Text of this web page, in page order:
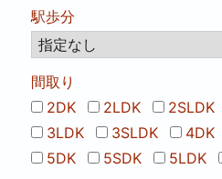
駅歩分
間取り
2DK
2LDK 2SLDK
3LDK
3SLDK 4DK
5DK
5SDK 5LDK